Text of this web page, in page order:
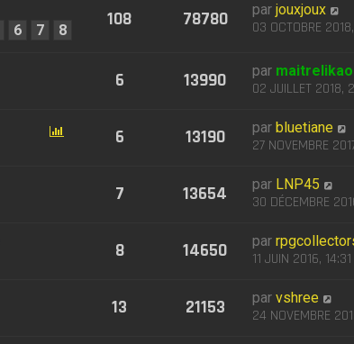
6 7 8 108 78780 parjouxjoux
03 OCTOBRE
6 13990 par maitrelikao
02 JUILLET 2018,
6 13190 parbluetiane
27 NOVEMBRE
7 13654 par LNP45
30 DÉCEMBRE
8 14650 par
11 JUIN 2016, 14:31
13 21153 parvshree
24 NOVEMBRE